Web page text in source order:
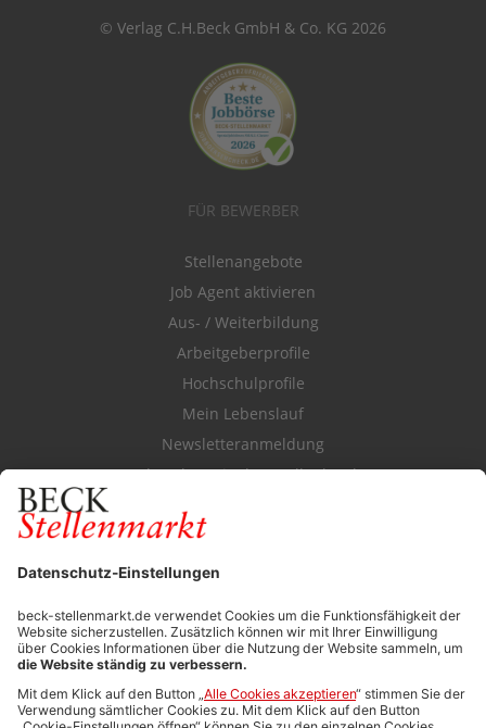
© Verlag C.H.Beck GmbH & Co. KG 2026
FÜR BEWERBER
Stellenangebote
Job Agent aktivieren
Aus- / Weiterbildung
Arbeitgeberprofile
Hochschulprofile
Mein Lebenslauf
Newsletteranmeldung
Durchsuchen Sie den Stellenkatalog
FÜR ARBEITGEBER
Stellenmarktpreise
Anzeigen-AGB
Media-Daten
Newsletteranmeldung
Produktübersicht